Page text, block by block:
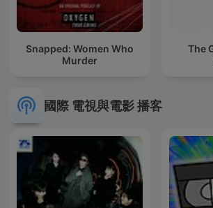
Snapped: Women Who
Murder
The
國際 電視與電影 播客